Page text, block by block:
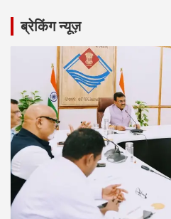
ब्रेकिंग न्यूज़